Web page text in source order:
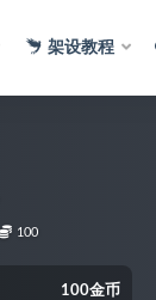
架设教程
100
100金币